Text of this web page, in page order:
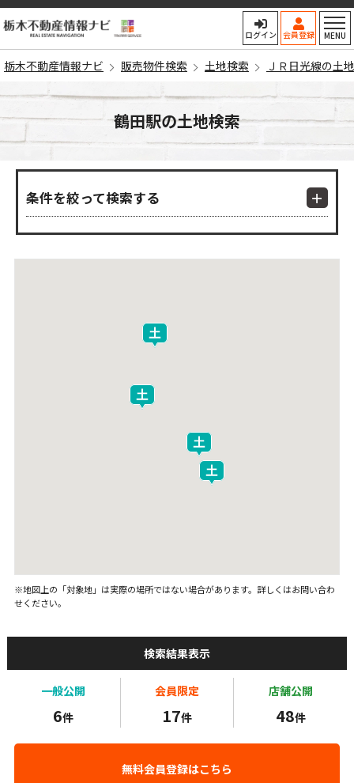
栃木不動産情報ナビ
ログイン 会員登録 MENU
栃木不動産情報ナビ 販売物件検索 土地検索 ＪＲ日光線の土
鶴田駅の土地検索
条件を絞って検索する
※地図上の「対象地」は実際の場所ではない場合があります。詳しくはお問い合わ
せください。
検索結果表示
一般公開
6件
会員限定
17件
店舗公開
48件
無料会員登録はこちら